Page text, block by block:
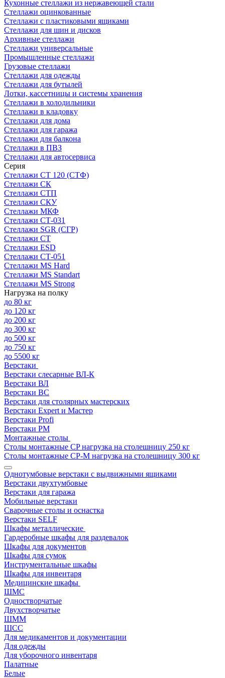
Кухонные стеллажи из нержавеющей стали
Стеллажи оцинкованные
Стеллажи с пластиковыми ящиками
Стеллажи для шин и дисков
Архивные стеллажи
Стеллажи универсальные
Промышленные стеллажи
Грузовые стеллажи
Стеллажи для одежды
Стеллажи для бутылей
Лотки, кассетницы и системы хранения
Стеллажи в холодильники
Стеллажи в кладовку
Стеллажи для дома
Стеллажи для гаража
Стеллажи для балкона
Стеллажи в ПВЗ
Стеллажи для автосервиса
Серия
Стеллажи СТ 120 (СТФ)
Стеллажи СК
Стеллажи СТП
Стеллажи СКУ
Стеллажи МКФ
Стеллажи СТ-031
Стеллажи SGR (СГР)
Стеллажи СТ
Стеллажи ESD
Стеллажи СТ-051
Стеллажи MS Hard
Стеллажи MS Standart
Стеллажи MS Strong
Нагрузка на полку
до 80 кг
до 120 кг
до 200 кг
до 300 кг
до 500 кг
до 750 кг
до 5500 кг
Верстаки
Верстаки слесарные ВЛ-К
Верстаки ВЛ
Верстаки ВС
Верстаки для столярных мастерских
Верстаки Expert и Мастер
Верстаки Profi
Верстаки РМ
Монтажные столы
Столы монтажные СP нагрузка на столешницу 250 кг
Столы монтажные СР-М нагрузка на столешницу 300 кг
Однотумбовые верстаки с выдвижными ящиками
Верстаки двухтумбовые
Верстаки для гаража
Мобильные верстаки
Сварочные столы и оснастка
Верстаки SELF
Шкафы металлические
Гардеробные шкафы для раздевалок
Шкафы для документов
Шкафы для сумок
Инструментальные шкафы
Шкафы для инвентаря
Медицинские шкафы
ШМС
Одностворчатые
Двухстворчатые
ШММ
ШСС
Для медикаментов и документации
Для одежды
Для уборочного инвентаря
Палатные
Белые